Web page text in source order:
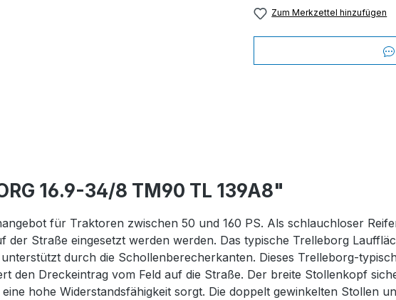
Zum Merkzettel hinzufügen
16.9-34/8 TM90 TL 139A8"
für Traktoren zwischen 50 und 160 PS. Als schlauchloser
der Straße eingesetzt werden werden. Das typische Trelleborg
durch die Schollenberecherkanten. Dieses Trelleborg-
den Dreckeintrag vom Feld auf die Straße. Der breite Stollenkopf
hohe Widerstandsfähigkeit sorgt. Die doppelt gewinkelten Stollen